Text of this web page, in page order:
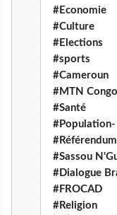
#Economie
#Culture
#Elections
#sports
#Cameroun
#MTN Congo
#Santé
#Sassou
#Dialogue
#FROCAD
#Religion